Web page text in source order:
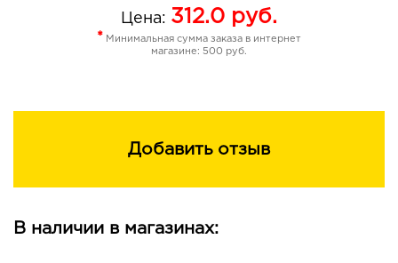
Цена: 312.0 руб.
* Минимальная сумма заказа в интернет
магазине: 500 руб.
Добавить отзыв
В наличии в магазинах: